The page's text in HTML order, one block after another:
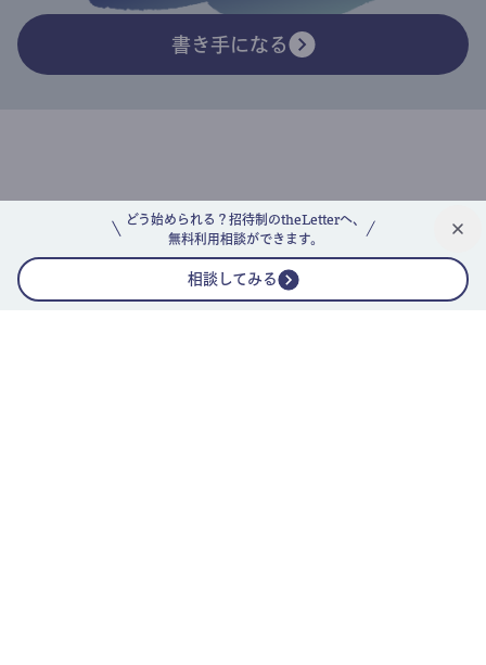
どう始められる？招待制のtheLetterへ、
無料利用相談ができます。
相談してみる
書き手になる